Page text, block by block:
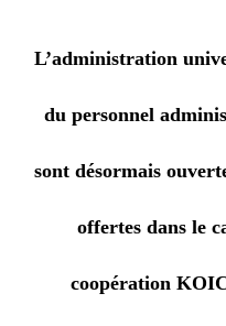
L’administration
du personnel
sont désormais
offertes dans le
coopération